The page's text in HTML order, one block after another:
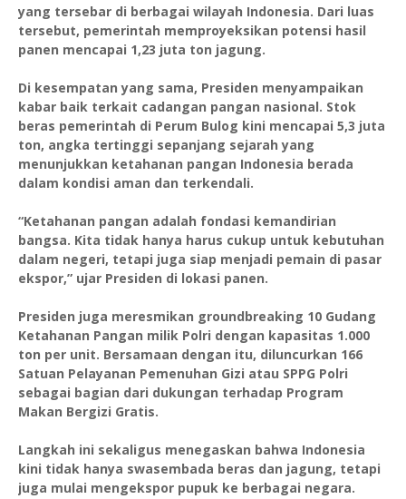
yang tersebar di berbagai wilayah Indonesia. Dari luas
tersebut, pemerintah memproyeksikan potensi hasil
panen mencapai 1,23 juta ton jagung.
Di kesempatan yang sama, Presiden menyampaikan
kabar baik terkait cadangan pangan nasional. Stok
beras pemerintah di Perum Bulog kini mencapai 5,3 juta
ton, angka tertinggi sepanjang sejarah yang
menunjukkan ketahanan pangan Indonesia berada
dalam kondisi aman dan terkendali.
“Ketahanan pangan adalah fondasi kemandirian
bangsa. Kita tidak hanya harus cukup untuk kebutuhan
dalam negeri, tetapi juga siap menjadi pemain di pasar
ekspor,” ujar Presiden di lokasi panen.
Presiden juga meresmikan groundbreaking 10 Gudang
Ketahanan Pangan milik Polri dengan kapasitas 1.000
ton per unit. Bersamaan dengan itu, diluncurkan 166
Satuan Pelayanan Pemenuhan Gizi atau SPPG Polri
sebagai bagian dari dukungan terhadap Program
Makan Bergizi Gratis.
Langkah ini sekaligus menegaskan bahwa Indonesia
kini tidak hanya swasembada beras dan jagung, tetapi
juga mulai mengekspor pupuk ke berbagai negara.